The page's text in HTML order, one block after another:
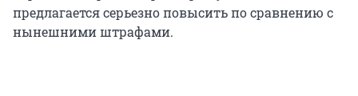
предлагается серьезно повысить по сравнению с
нынешними штрафами.